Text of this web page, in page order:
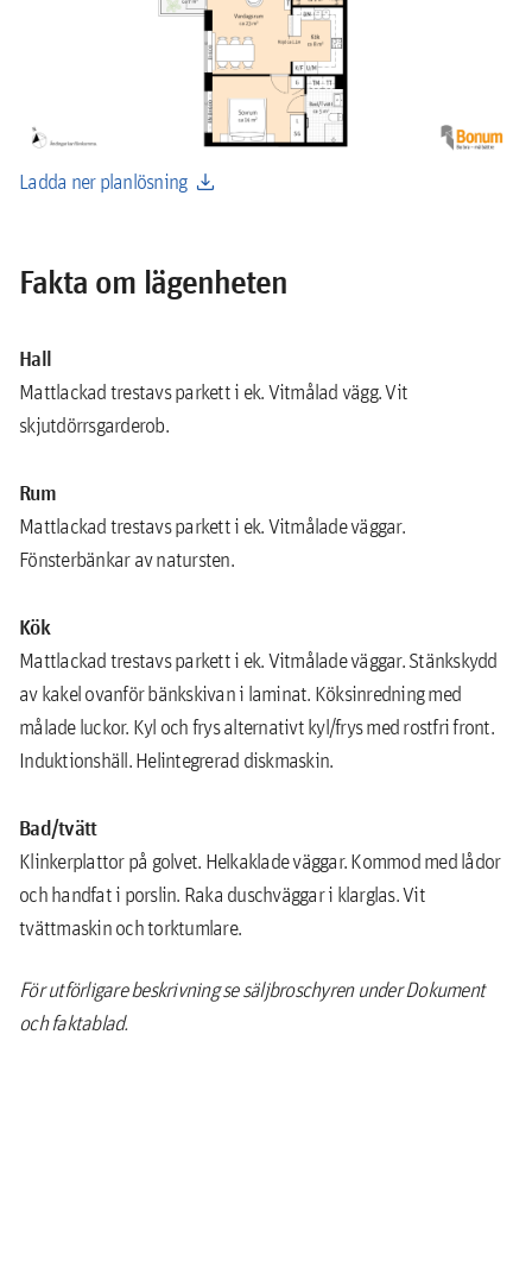
Ladda ner planlösning download
Fakta om lägenheten
Hall
Mattlackad trestavs parkett i ek. Vitmålad vägg. Vit
skjutdörrsgarderob.
Rum
Mattlackad trestavs parkett i ek. Vitmålade väggar.
Fönsterbänkar av natursten.
Kök
Mattlackad trestavs parkett i ek. Vitmålade väggar. Stänkskydd
av kakel ovanför bänkskivan i laminat. Köksinredning med
målade luckor. Kyl och frys alternativt kyl/frys med rostfri front.
Induktionshäll. Helintegrerad diskmaskin.
Bad/tvätt
Klinkerplattor på golvet. Helkaklade väggar. Kommod med lådor
och handfat i porslin. Raka duschväggar i klarglas. Vit
tvättmaskin och torktumlare.
För utförligare beskrivning se säljbroschyren under Dokument
och faktablad.